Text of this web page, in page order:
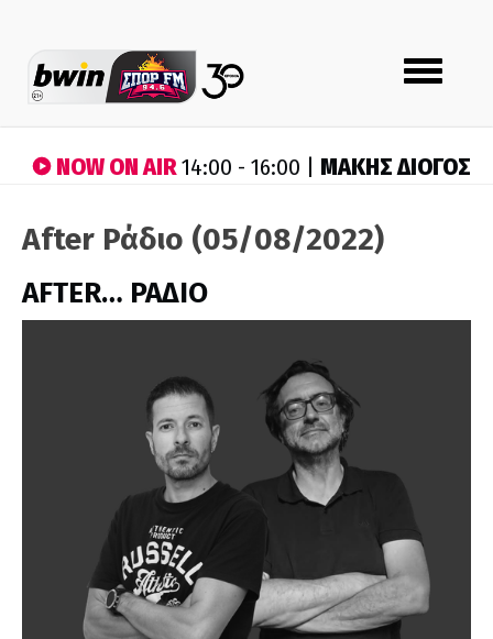
Toggle
navigation
NOW ON AIR14:00 - 16:00 | ΜΑΚΗΣ ΔΙΟΓΟΣ
After Ράδιο (05/08/2022)
AFTER… ΡΑΔΙΟ